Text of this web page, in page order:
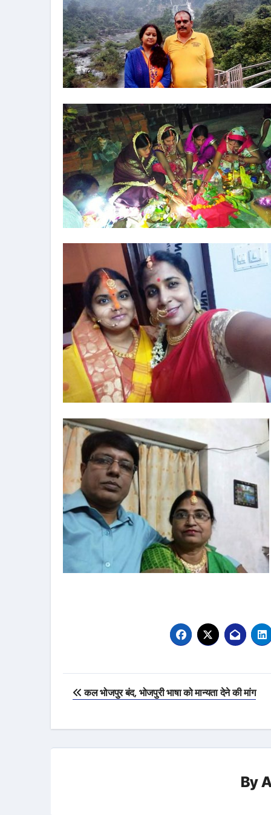
Post
कल भोजपुर बंद, भोजपुरी भाषा को मान्यता देने की मांग
By